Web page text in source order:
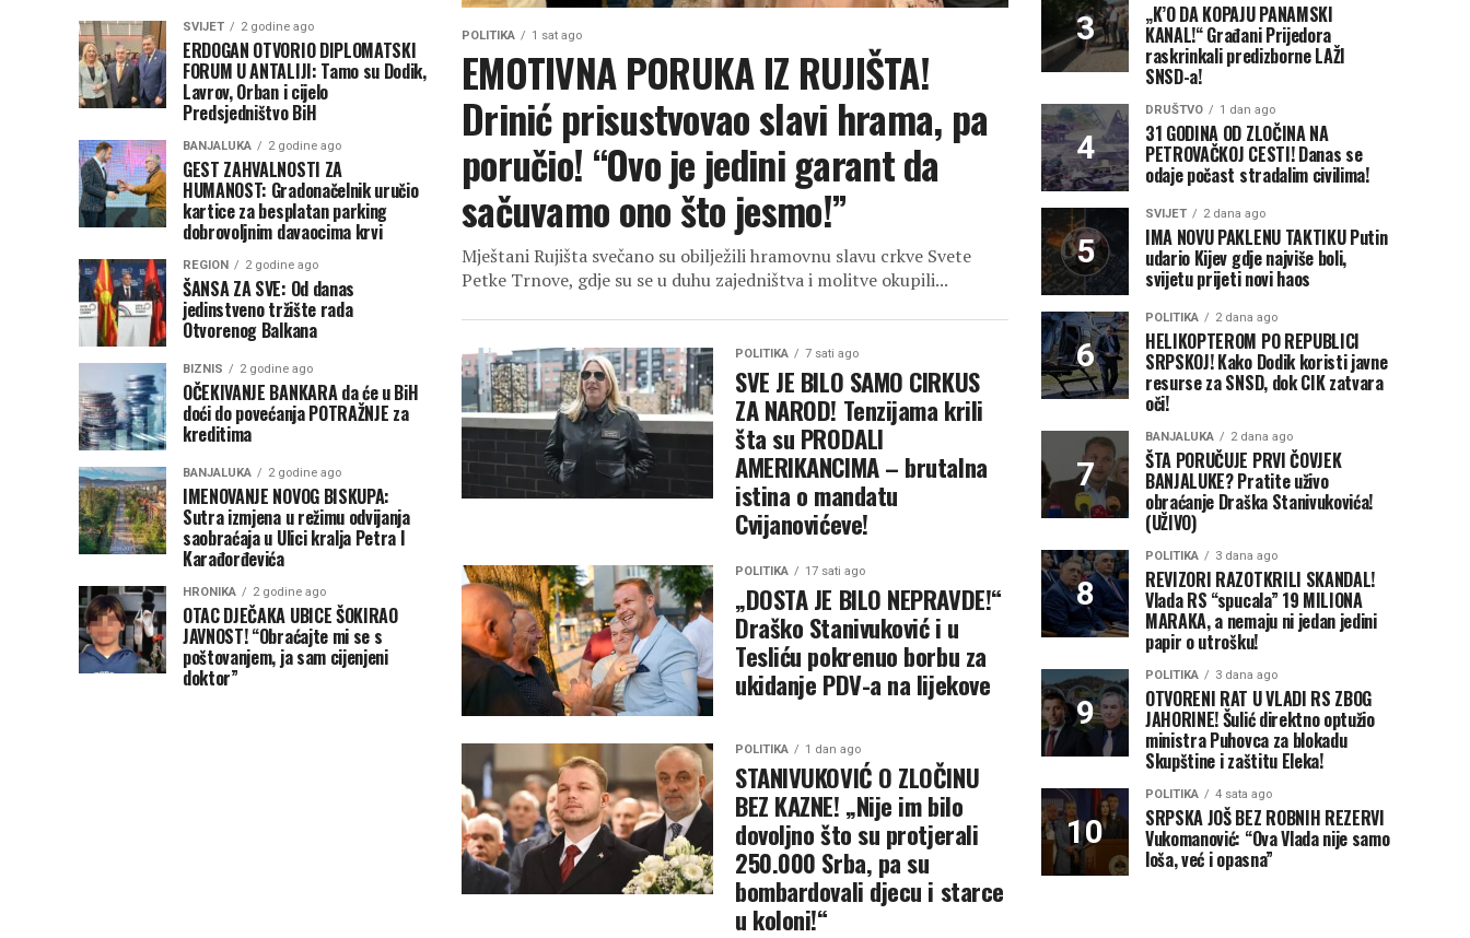
POLITIKA 1 sat ago
EMOTIVNA PORUKA IZ RUJIŠTA!
Drinić prisustvovao slavi hrama, pa
poručio! “Ovo je jedini garant da
sačuvamo ono što jesmo!”
Mještani Rujišta svečano su obilježili hramovnu slavu crkve Svete
Petke Trnove, gdje su se u duhu zajedništva i molitve okupili...
POLITIKA 7 sati ago
SVE JE BILO SAMO CIRKUS
ZA NAROD! Tenzijama krili
šta su PRODALI
AMERIKANCIMA – brutalna
istina o mandatu
Cvijanovićeve!
POLITIKA 17 sati ago
„DOSTA JE BILO NEPRAVDE!“
Draško Stanivuković i u
Tesliću pokrenuo borbu za
ukidanje PDV-a na lijekove
POLITIKA 1 dan ago
STANIVUKOVIĆ O ZLOČINU
BEZ KAZNE! „Nije im bilo
dovoljno što su protjerali
250.000 Srba, pa su
bombardovali djecu i starce
u koloni!“
SVIJET 2 godine ago
ERDOGAN OTVORIO DIPLOMATSKI
FORUM U ANTALIJI: Tamo su Dodik,
Lavrov, Orban i cijelo
Predsjedništvo BiH
BANJALUKA 2 godine ago
GEST ZAHVALNOSTI ZA
HUMANOST: Gradonačelnik uručio
kartice za besplatan parking
dobrovoljnim davaocima krvi
REGION 2 godine ago
ŠANSA ZA SVE: Od danas
jedinstveno tržište rada
Otvorenog Balkana
BIZNIS 2 godine ago
OČEKIVANJE BANKARA da će u BiH
doći do povećanja POTRAŽNJE za
kreditima
BANJALUKA 2 godine ago
IMENOVANJE NOVOG BISKUPA:
Sutra izmjena u režimu odvijanja
saobraćaja u Ulici kralja Petra I
Karađorđevića
HRONIKA 2 godine ago
OTAC DJEČAKA UBICE ŠOKIRAO
JAVNOST! “Obraćajte mi se s
poštovanjem, ja sam cijenjeni
doktor”
„K’O DA KOPAJU PANAMSKI
KANAL!“ Građani Prijedora
raskrinkali predizborne LAŽI
SNSD-a!
DRUŠTVO 1 dan ago
31 GODINA OD ZLOČINA NA
PETROVAČKOJ CESTI! Danas se
odaje počast stradalim civilima!
SVIJET 2 dana ago
IMA NOVU PAKLENU TAKTIKU Putin
udario Kijev gdje najviše boli,
svijetu prijeti novi haos
POLITIKA 2 dana ago
HELIKOPTEROM PO REPUBLICI
SRPSKOJ! Kako Dodik koristi javne
resurse za SNSD, dok CIK zatvara
oči!
BANJALUKA 2 dana ago
ŠTA PORUČUJE PRVI ČOVJEK
BANJALUKE? Pratite uživo
obraćanje Draška Stanivukovića!
(UŽIVO)
POLITIKA 3 dana ago
REVIZORI RAZOTKRILI SKANDAL!
Vlada RS “spucala” 19 MILIONA
MARAKA, a nemaju ni jedan jedini
papir o utrošku!
POLITIKA 3 dana ago
OTVORENI RAT U VLADI RS ZBOG
JAHORINE! Šulić direktno optužio
ministra Puhovca za blokadu
Skupštine i zaštitu Eleka!
POLITIKA 4 sata ago
SRPSKA JOŠ BEZ ROBNIH REZERVI
Vukomanović: “Ova Vlada nije samo
loša, već i opasna”